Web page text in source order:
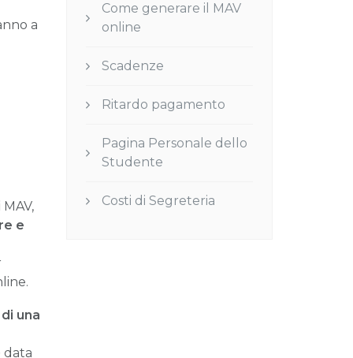
a
e
una
data
Come generare il MAV
online
Scadenze
Ritardo pagamento
Pagina Personale dello
Studente
Costi di Segreteria